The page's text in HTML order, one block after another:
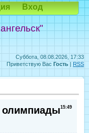
Суббота, 08.08.2026, 17:33
Приветствую Вас Гость | RSS
Вход
15:49
олимпиады